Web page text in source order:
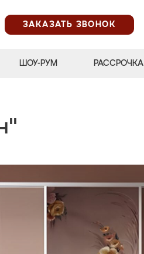
ЗАКАЗАТЬ ЗВОНОК
ШОУ-РУМ РАССРОЧКА